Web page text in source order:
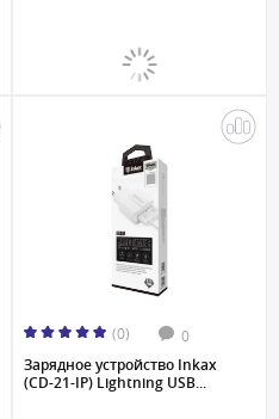
(0) 0
Зарядное устройство Inkax
(CD-21-IP) Lightning USB...